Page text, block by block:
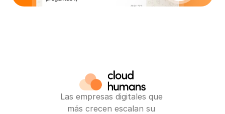
Las empresas digitales que
más crecen escalan su